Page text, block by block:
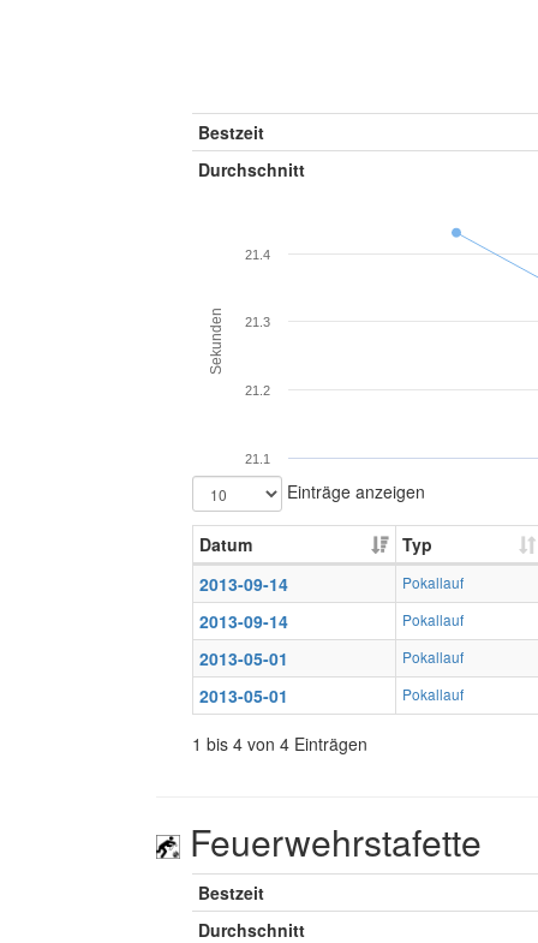
Bestzeit
Durchschnitt
Sekunden
21.1
21.2
21.3
21.4
Einträge anzeigen
Datum
Typ
2013-09-14
Pokallauf
2013-09-14 Pokallauf
2013-05-01 Pokallauf
2013-05-01 Pokallauf
1 bis 4 von 4 Einträgen
Feuerwehrstafette
Bestzeit
Durchschnitt